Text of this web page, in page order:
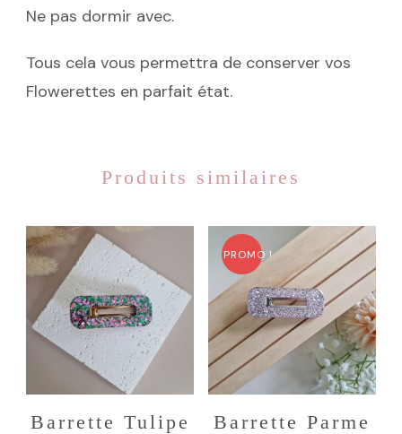
Ne pas dormir avec.
Tous cela vous permettra de conserver vos
Flowerettes en parfait état.
Produits similaires
Barrette Tulipe
PROMO !
Barrette Parme